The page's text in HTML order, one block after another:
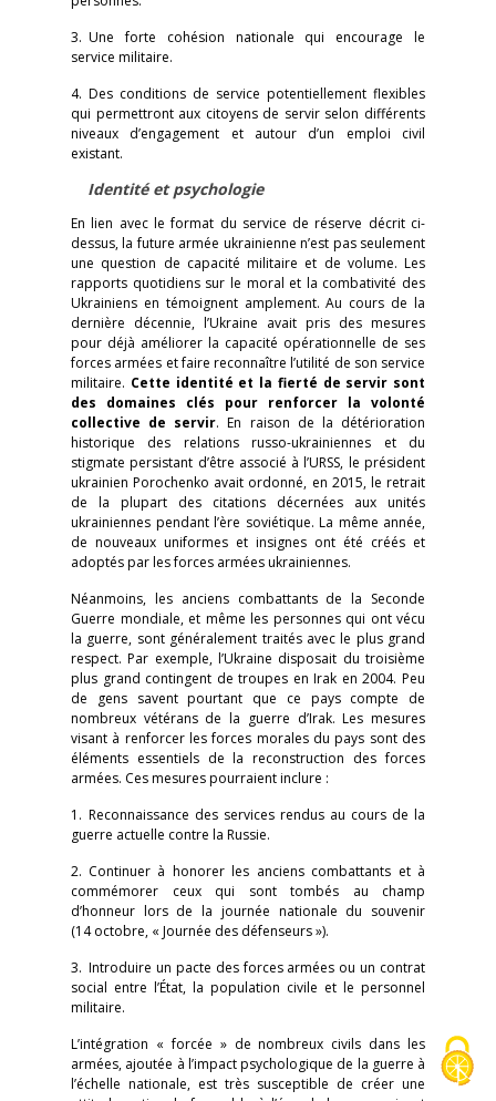
3. Une forte cohésion nationale qui encourage le
service militaire.
4. Des conditions de service potentiellement flexibles
qui permettront aux citoyens de servir selon différents
niveaux d’engagement et autour d’un emploi civil
existant.
Identité et psychologie
En lien avec le format du service de réserve décrit ci-
dessus, la future armée ukrainienne n’est pas seulement
une question de capacité militaire et de volume. Les
rapports quotidiens sur le moral et la combativité des
Ukrainiens en témoignent amplement. Au cours de la
dernière décennie, l’Ukraine avait pris des mesures
pour déjà améliorer la capacité opérationnelle de ses
forces armées et faire reconnaître l’utilité de son service
militaire. Cette identité et la fierté de servir sont
des domaines clés pour renforcer la volonté
collective de servir. En raison de la détérioration
historique des relations russo-ukrainiennes et du
stigmate persistant d’être associé à l’URSS, le président
ukrainien Porochenko avait ordonné, en 2015, le retrait
de la plupart des citations décernées aux unités
ukrainiennes pendant l’ère soviétique. La même année,
de nouveaux uniformes et insignes ont été créés et
adoptés par les forces armées ukrainiennes.
Néanmoins, les anciens combattants de la Seconde
Guerre mondiale, et même les personnes qui ont vécu
la guerre, sont généralement traités avec le plus grand
respect. Par exemple, l’Ukraine disposait du troisième
plus grand contingent de troupes en Irak en 2004. Peu
de gens savent pourtant que ce pays compte de
nombreux vétérans de la guerre d’Irak. Les mesures
visant à renforcer les forces morales du pays sont des
éléments essentiels de la reconstruction des forces
armées. Ces mesures pourraient inclure :
1. Reconnaissance des services rendus au cours de la
guerre actuelle contre la Russie.
2. Continuer à honorer les anciens combattants et à
commémorer ceux qui sont tombés au champ
d’honneur lors de la journée nationale du souvenir
(14 octobre, « Journée des défenseurs »).
3. Introduire un pacte des forces armées ou un contrat
social entre l’État, la population civile et le personnel
militaire.
L’intégration « forcée » de nombreux civils dans les
armées, ajoutée à l’impact psychologique de la guerre à
l’échelle nationale, est très susceptible de créer une